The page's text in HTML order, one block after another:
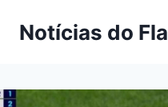
paraNotícias do Fla